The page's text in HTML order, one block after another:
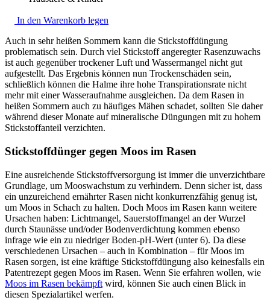
In den Warenkorb legen
Auch in sehr heißen Sommern kann die Stickstoffdüngung
problematisch sein. Durch viel Stickstoff angeregter Rasenzuwachs
ist auch gegenüber trockener Luft und Wassermangel nicht gut
aufgestellt. Das Ergebnis können nun Trockenschäden sein,
schließlich können die Halme ihre hohe Transpirationsrate nicht
mehr mit einer Wasseraufnahme ausgleichen. Da dem Rasen in
heißen Sommern auch zu häufiges Mähen schadet, sollten Sie daher
während dieser Monate auf mineralische Düngungen mit zu hohem
Stickstoffanteil verzichten.
Stickstoffdünger gegen Moos im Rasen
Eine ausreichende Stickstoffversorgung ist immer die unverzichtbare
Grundlage, um Mooswachstum zu verhindern. Denn sicher ist, dass
ein unzureichend ernährter Rasen nicht konkurrenzfähig genug ist,
um Moos in Schach zu halten. Doch Moos im Rasen kann weitere
Ursachen haben: Lichtmangel, Sauerstoffmangel an der Wurzel
durch Staunässe und/oder Bodenverdichtung kommen ebenso
infrage wie ein zu niedriger Boden-pH-Wert (unter 6). Da diese
verschiedenen Ursachen – auch in Kombination – für Moos im
Rasen sorgen, ist eine kräftige Stickstoffdüngung also keinesfalls ein
Patentrezept gegen Moos im Rasen. Wenn Sie erfahren wollen, wie
Moos im Rasen bekämpft wird, können Sie auch einen Blick in
diesen Spezialartikel werfen.